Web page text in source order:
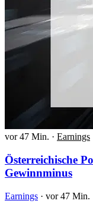
vor 47 Min. · Earnings
Österreichische
Gewinnminus
Earnings · vor 47 Min.